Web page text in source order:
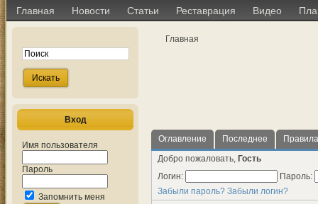
Главная Новости Статьи Реставрация Видео
Вход
Имя пользователя
Пароль
Запомнить меня
Главная
Оглавление Последнее
Правила
Добро пожаловать, Гость
Логин:
Пароль:
Забыли пароль? Забыли логин?